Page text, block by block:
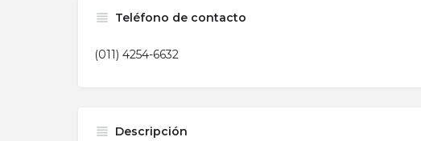
Teléfono de contacto
(011) 4254-6632
Descripción